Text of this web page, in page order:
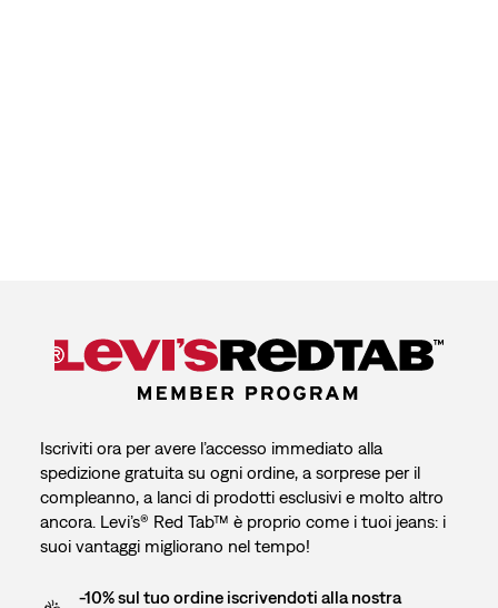
Iscriviti ora per avere l’accesso immediato alla
spedizione gratuita su ogni ordine, a sorprese per il
compleanno, a lanci di prodotti esclusivi e molto altro
ancora. Levi’s® Red Tab™ è proprio come i tuoi jeans: i
suoi vantaggi migliorano nel tempo!
-10% sul tuo ordine iscrivendoti alla nostra